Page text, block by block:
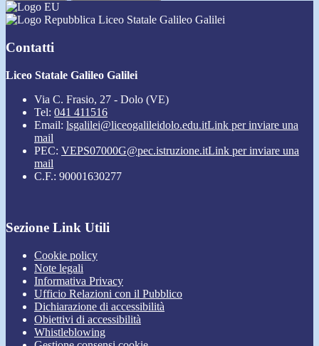
Liceo Statale Galileo Galilei
Contatti
Liceo Statale Galileo Galilei
Via C. Frasio, 27 - Dolo (VE)
Tel: 041 411516
Email: lsgalilei@liceogalileidolo.edu.itLink per inviare una
mail
PEC: VEPS07000G@pec.istruzione.itLink per inviare una
mail
C.F.: 90001630277
Sezione Link Utili
Cookie policy
Note legali
Informativa Privacy
Ufficio Relazioni con il Pubblico
Dichiarazione di accessibilità
Obiettivi di accessibilità
Whistleblowing